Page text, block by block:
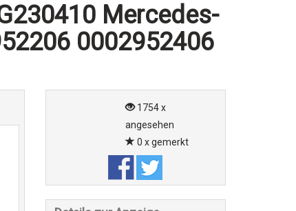
Mercedes-
0002952406
1754 x
angesehen
0 x gemerkt